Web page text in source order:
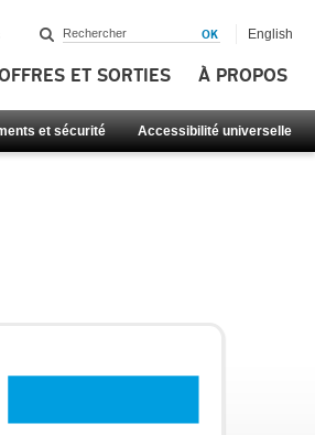
ET SORTIES À PROPOS
et sécurité Accessibilité universelle
English